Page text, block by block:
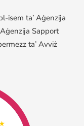
isem ta’ Aġenzija
Sapport
ta’ Avviż